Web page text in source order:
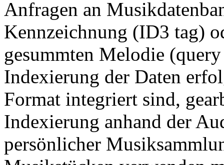
Anfragen an
Kennzeichnung (ID3 tag)
gesummten Melodie
Indexierung der Daten
Format integriert sind,
Indexierung anhand der
persönlicher